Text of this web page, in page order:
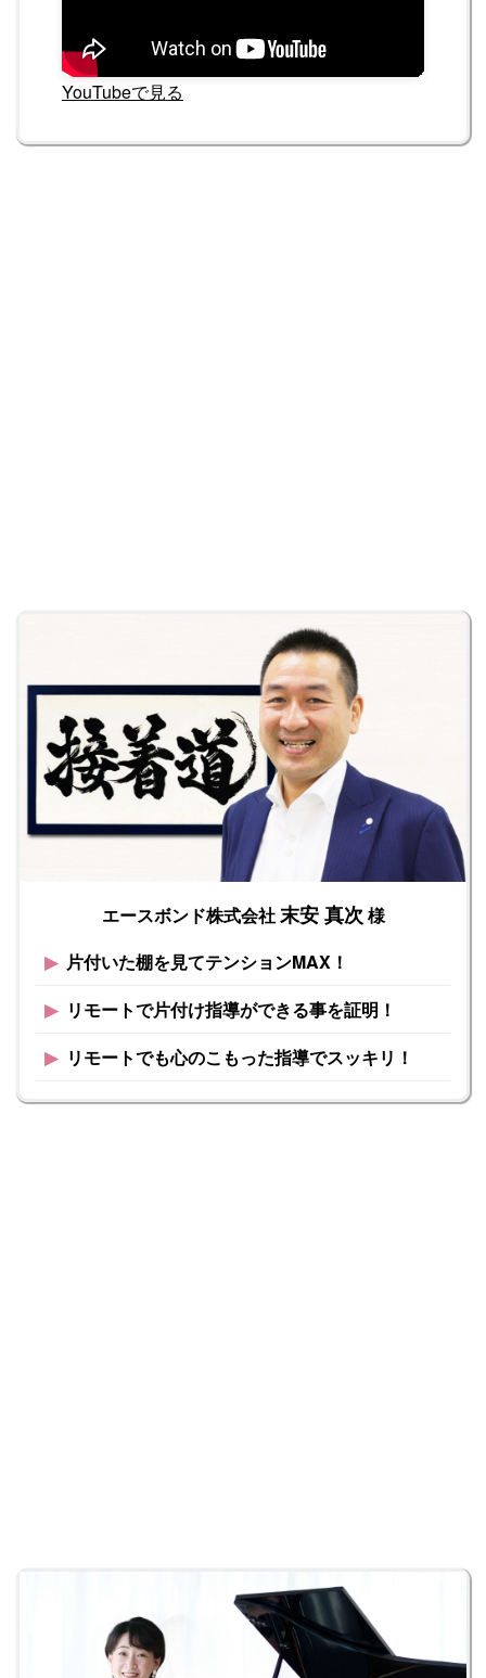
YouTubeで見る
エースボンド株式会社末安 真次 様
▶︎ 片付いた棚を見てテンションMAX！
▶︎ リモートで片付け指導ができる事を証明！
▶︎ リモートでも心のこもった指導でスッキリ！